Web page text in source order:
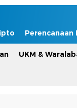
Perencanaan
UKM &